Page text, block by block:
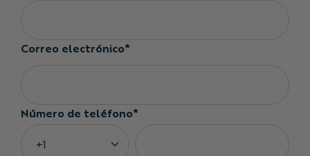
Correo electrónico*
Número de teléfono*